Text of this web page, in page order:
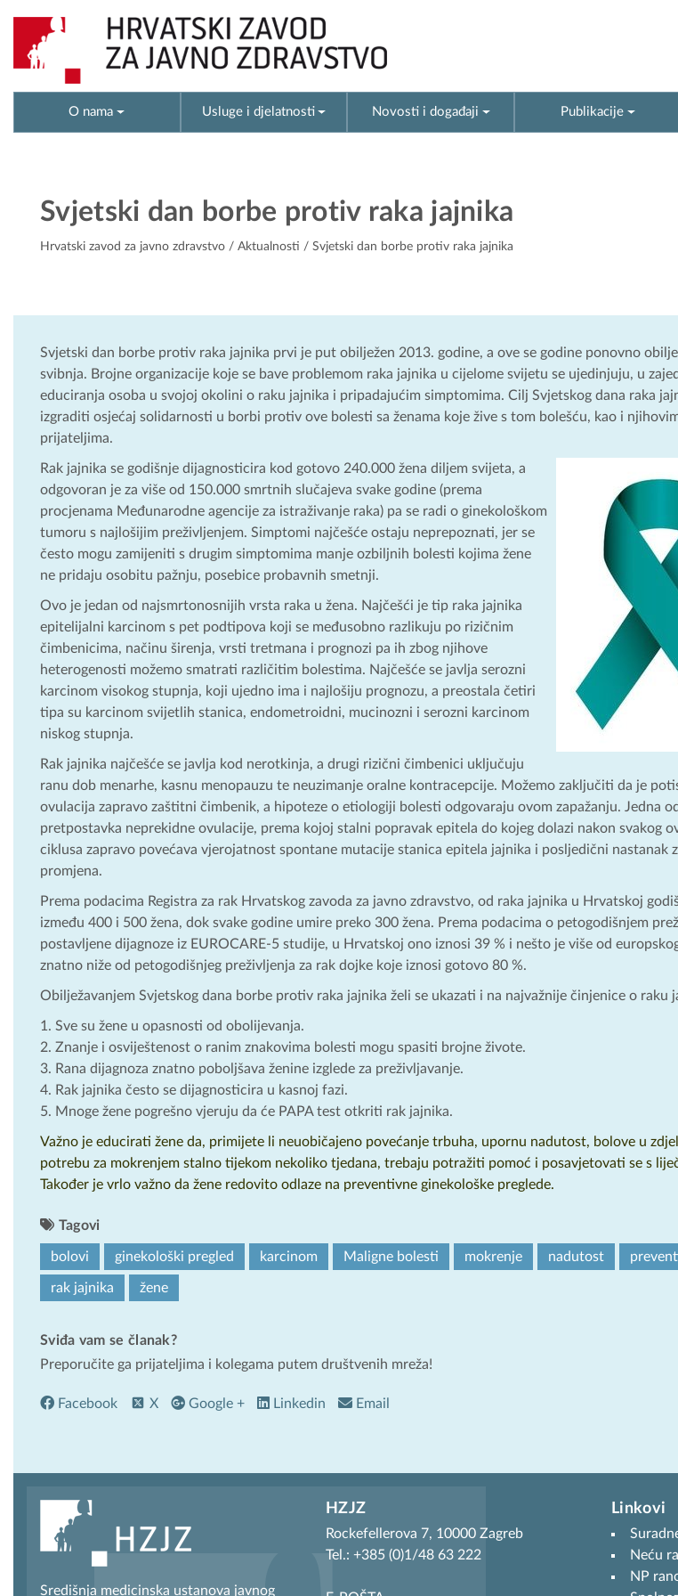
O nama Usluge i djelatnosti Novosti i događaji Publikacije
Svjetski dan borbe protiv raka jajnika
Hrvatski zavod za javno zdravstvo / Aktualnosti / Svjetski dan borbe protiv raka jajnika
Svjetski dan borbe protiv raka jajnika prvi je put obilježen 2013. godine, a ove se godine ponovno
svibnja. Brojne organizacije koje se bave problemom raka jajnika u cijelome svijetu se ujedinjuju, u
educiranja osoba u svojoj okolini o raku jajnika i pripadajućim simptomima. Cilj Svjetskog dana raka
izgraditi osjećaj solidarnosti u borbi protiv ove bolesti sa ženama koje žive s tom bolešću, kao i
prijateljima.
Rak jajnika se godišnje dijagnosticira kod gotovo 240.000 žena diljem svijeta, a
odgovoran je za više od 150.000 smrtnih slučajeva svake godine (prema
procjenama Međunarodne agencije za istraživanje raka) pa se radi o ginekološkom
tumoru s najlošijim preživljenjem. Simptomi najčešće ostaju neprepoznati, jer se
često mogu zamijeniti s drugim simptomima manje ozbiljnih bolesti kojima žene
ne pridaju osobitu pažnju, posebice probavnih smetnji.
Ovo je jedan od najsmrtonosnijih vrsta raka u žena. Najčešći je tip raka jajnika
epitelijalni karcinom s pet podtipova koji se međusobno razlikuju po rizičnim
čimbenicima, načinu širenja, vrsti tretmana i prognozi pa ih zbog njihove
heterogenosti možemo smatrati različitim bolestima. Najčešće se javlja serozni
karcinom visokog stupnja, koji ujedno ima i najlošiju prognozu, a preostala četiri
tipa su karcinom svijetlih stanica, endometroidni, mucinozni i serozni karcinom
niskog stupnja.
Rak jajnika najčešće se javlja kod nerotkinja, a drugi rizični čimbenici uključuju
ranu dob menarhe, kasnu menopauzu te neuzimanje oralne kontracepcije. Možemo zaključiti da je
ovulacija zapravo zaštitni čimbenik, a hipoteze o etiologiji bolesti odgovaraju ovom zapažanju. Jedna
pretpostavka neprekidne ovulacije, prema kojoj stalni popravak epitela do kojeg dolazi nakon svakog
ciklusa zapravo povećava vjerojatnost spontane mutacije stanica epitela jajnika i posljedični nastanak
promjena.
Prema podacima Registra za rak Hrvatskog zavoda za javno zdravstvo, od raka jajnika u Hrvatskoj
između 400 i 500 žena, dok svake godine umire preko 300 žena. Prema podacima o petogodišnjem
postavljene dijagnoze iz EUROCARE-5 studije, u Hrvatskoj ono iznosi 39 % i nešto je više od
znatno niže od petogodišnjeg preživljenja za rak dojke koje iznosi gotovo 80 %.
Obilježavanjem Svjetskog dana borbe protiv raka jajnika želi se ukazati i na najvažnije činjenice o raku
Sve su žene u opasnosti od obolijevanja.
Znanje i osviještenost o ranim znakovima bolesti mogu spasiti brojne živote.
Rana dijagnoza znatno poboljšava ženine izglede za preživljavanje.
Rak jajnika često se dijagnosticira u kasnoj fazi.
Mnoge žene pogrešno vjeruju da će PAPA test otkriti rak jajnika.
Važno je educirati žene da, primijete li neuobičajeno povećanje trbuha, upornu nadutost, bolove u
potrebu za mokrenjem stalno tijekom nekoliko tjedana, trebaju potražiti pomoć i posavjetovati se s
Također je vrlo važno da žene redovito odlaze na preventivne ginekološke preglede.
Tagovi
bolovi ginekološki pregled karcinom Maligne bolesti mokrenje nadutost
rak jajnika žene
Sviđa vam se članak?
Preporučite ga prijateljima i kolegama putem društvenih mreža!
Facebook X Google + Linkedin Email
Središnja medicinska ustanova javnog
HZJZ
Rockefellerova 7, 10000 Zagreb
Tel.: +385 (0)1/48 63 222
Linkovi
Neću
NP